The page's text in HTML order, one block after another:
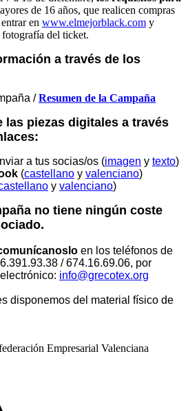
de 16 años, que realicen compras
en www.elmejorblack.com y
fotografía del ticket.
a través de los
/Resumen de la Campaña
las piezas digitales a través
a tus socias/os (imagen y texto)
(castellano y valenciano)
y valenciano)
no tiene ningún coste
en los teléfonos de
/ 674.16.69.06, por
info@grecotex.org
disponemos del material físico de
Empresarial Valenciana